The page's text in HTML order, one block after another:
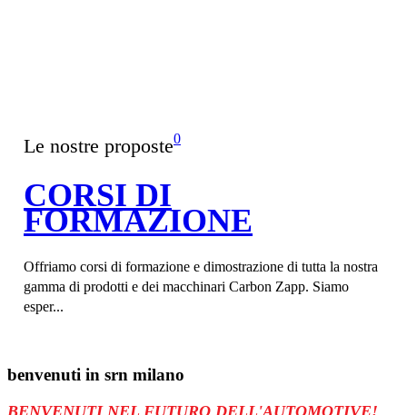
Le nostre proposte0
CORSI DI
FORMAZIONE
Offriamo corsi di formazione e dimostrazione di tutta la nostra
gamma di prodotti e dei macchinari Carbon Zapp. Siamo
esper...
benvenuti in srn milano
BENVENUTI NEL FUTURO DELL'AUTOMOTIVE!